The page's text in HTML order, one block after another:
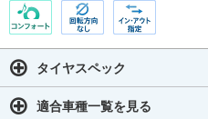
タイヤスペック
適合車種一覧を見る